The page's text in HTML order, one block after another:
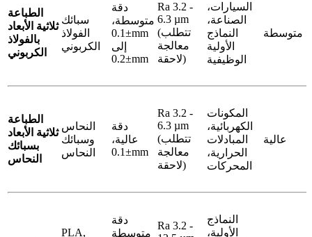
الطباعة
ثلاثية الأبعاد
بالفولاذ
الكربوني
سبائك
الفولاذ
الكربوني
دقة
متوسطة،
±0.1mm
إلى
±0.2mm
Ra 3.2 -
6.3 µm
(تتطلب
معالجة
لاحقة)
السيارات،
الصناعة،
النماذج
الأولية
الوظيفية
متوسطة
الطباعة
ثلاثية الأبعاد
بسبائك
النحاس
النحاس
وسبائك
النحاس
دقة
عالية،
±0.1mm
Ra 3.2 -
6.3 µm
(تتطلب
معالجة
لاحقة)
المكونات
الكهربائية،
المبادلات
الحرارية،
المحركات
عالية
PLA,
دقة
متوسطة
Ra 3.2 -
النماذج
الأولية،